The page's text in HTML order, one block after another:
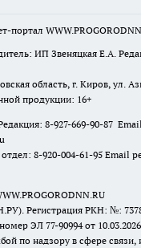
портал
ИП Звеняцкая Е.А.
область, г. Киров, ул.
продукции: 16+
8-927-669-90-87
8-920-004-61-95 Email
Регистрация РКН: №:
ЭЛ 77-90994 от
по надзору в сфере